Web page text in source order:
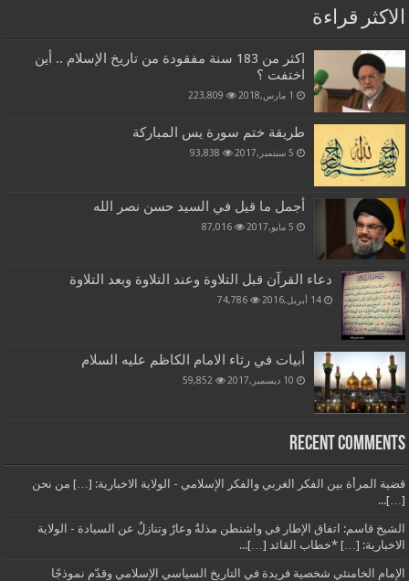
الاكثر قراءة
اكثر من 183 سنة مفقودة من تاريخ الإسلام .. أين
اختفت ؟
1 مارس,2018 223,809
طريقة ختم سورة يس المباركة
5 سبتمبر,2017 93,838
أجمل ما قيل في السيد حسن نصر الله
5 مايو,2017 87,016
دعاء القرآن قبل التلاوة وعند التلاوة وبعد التلاوة
14 أبريل,2016 74,786
أبيات في رثاء الامام الكاظم عليه السلام
10 ديسمبر,2017 59,852
Recent Comments
قضية المرأة بين الفكر الغربي والفكر الإسلامي - الولاية الاخبارية: […] من نحن
[…]...
الشيخ قاسم: اتفاق الإطار في واشنطن مذلةٌ وعارٌ وتنازلٌ عن السيادة - الولاية
الاخبارية: […] *خطاب القائد […]...
الإمام الخامنئي شخصية فريدة في التاريخ السياسي الإسلامي وقدّم نموذجًا